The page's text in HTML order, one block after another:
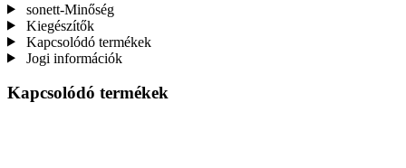
sonett-Minőség
Kiegészítők
Kapcsolódó termékek
Jogi információk
Kapcsolódó termékek